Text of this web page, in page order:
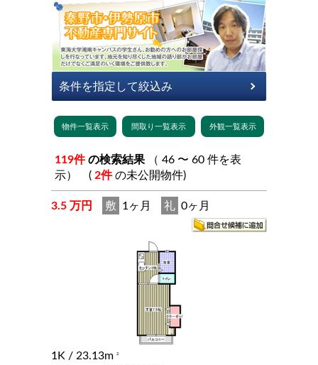
119件 の検索結果
示） ( 2件 の未公開物件)
3.5 万円 敷 1ヶ月 礼 0ヶ月
1K / 23.13m 2